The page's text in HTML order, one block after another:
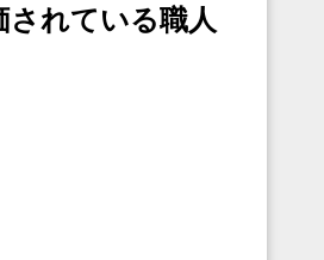
されている職人